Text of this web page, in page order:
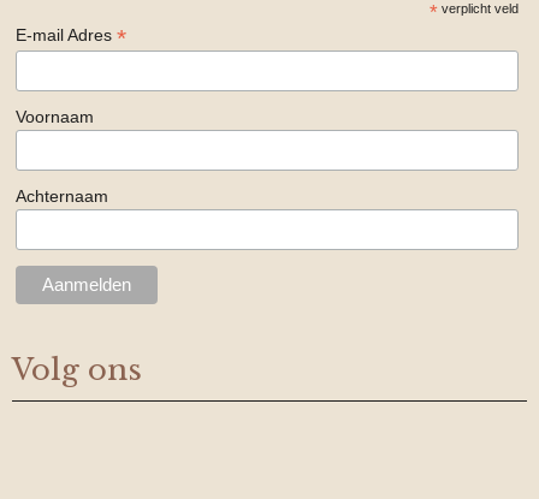
*verplicht veld
E-mail Adres*
Voornaam
Achternaam
Volg ons